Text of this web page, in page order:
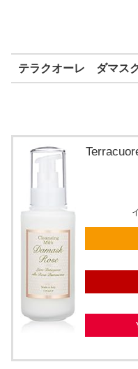
テラクオーレ ダマス